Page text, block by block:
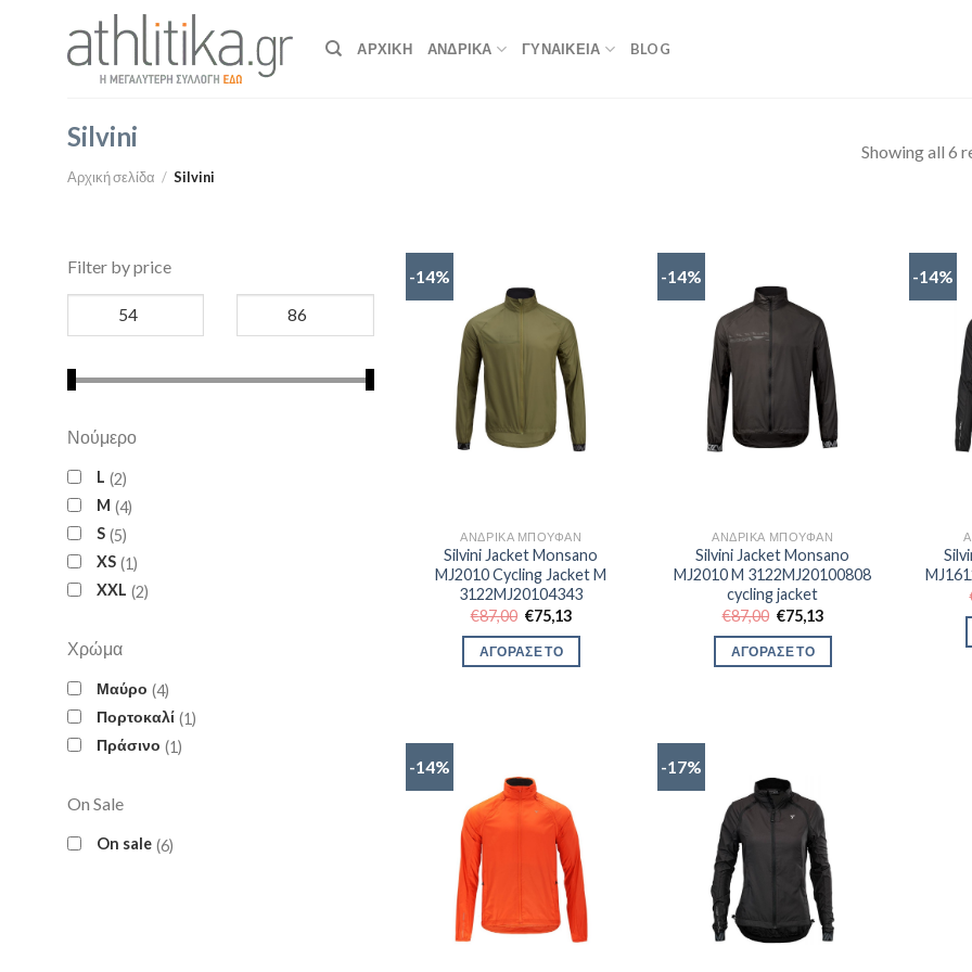
ΑΡΧΙΚΉ ΑΝΔΡΙΚΑ ΓΥΝΑΙΚΕΙΑ BLOG
Silvini
Αρχική σελίδα / Silvini
Showing all 6
Filter by price
Νούμερο
L 2
M 4
S 5
XS 1
XXL 2
Χρώμα
Μαύρο 4
Πορτοκαλί 1
Πράσινο 1
On Sale
On sale 6
-14%
ΑΝΔΡΙΚΆ ΜΠΟΥΦΆΝ
Silvini Jacket Monsano
MJ2010 Cycling Jacket M
3122MJ20104343
€87,00 Original
price
was:
€87,00.
€75,13Η
ΑΓΟΡΑΣΕ ΤΟ
-14%
ΑΝΔΡΙΚΆ ΜΠΟΥΦΆΝ
Silvini Jacket Monsano
MJ2010 M 3122MJ20100808
cycling jacket
€87,00 Original
price
was:
€87,00.
€75,13Η
ΑΓΟΡΑΣΕ ΤΟ
-14%
-14% -17%